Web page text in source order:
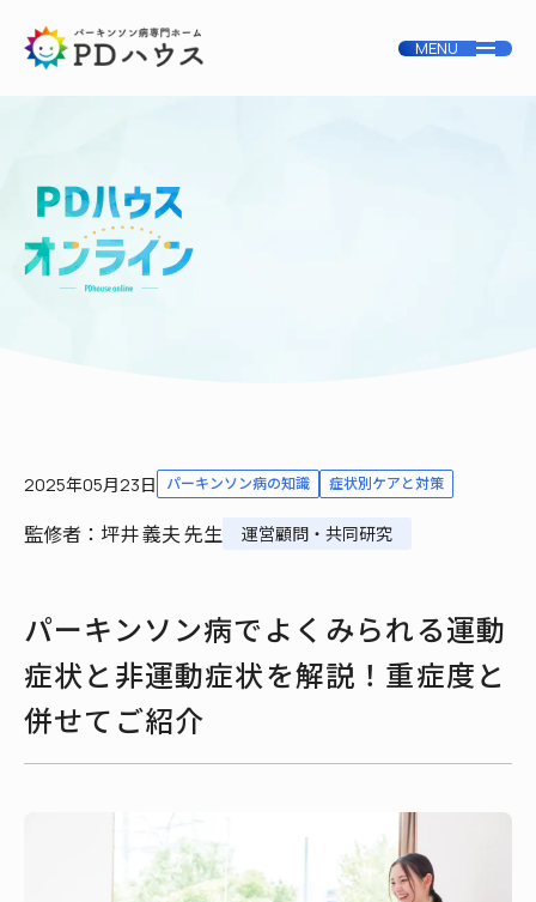
2025年05月23日 パーキンソン病の知識 症状別ケアと対策
監修者：坪井 義夫 先生 運営顧問・共同研究
パーキンソン病でよくみられる運動
症状と非運動症状を解説！重症度と
併せてご紹介